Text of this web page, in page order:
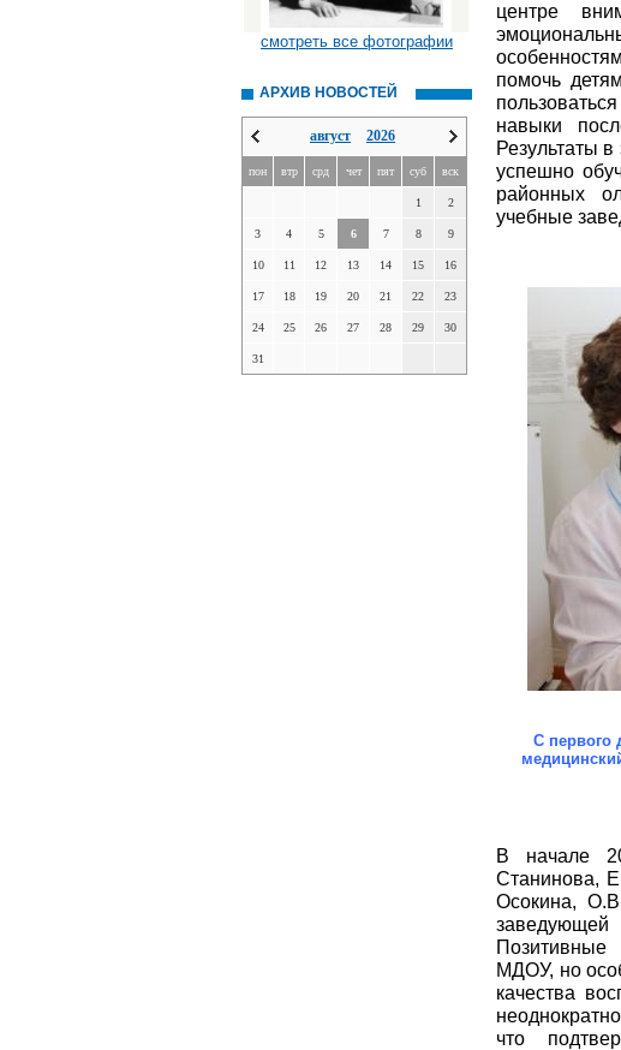
смотреть все фотографии
АРХИВ НОВОСТЕЙ
август 2026
пон втр срд чет пят суб вск
1 2
3 4 5 6 7 8 9
10 11 12 13 14 15 16
17 18 19 20 21 22 23
24 25 26 27 28 29 30
31
центре
помочь
навыки
Результаты
успешно
районных
учебные
С первого
В начале
Станинова,
Осокина,
МДОУ, но
качества
что